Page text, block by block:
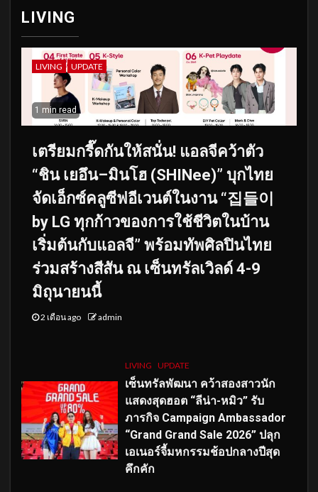
LIVING
LIVING UPDATE
1 min read
เตรียมกรี๊ดกันให้สนั่น! แอลจีคว้าตัว
“ชิน เยอึน–มินโฮ (SHINee)” บุกไทย
จัดเอ็กซ์คลูซีฟอีเวนต์ในงาน “집들이
by LG ทุกก้าวของการใช้ชีวิตในบ้าน
เริ่มต้นกับแอลจี” พร้อมทัพศิลปินไทย
ร่วมสร้างสีสัน ณ เซ็นทรัลเวิลด์ 4-9
มิถุนายนนี้
2 เดือน ago admin
LIVING UPDATE
เซ็นทรัลพัฒนา คว้าสองสาวนัก
แสดงสุดฮอต “ลีน่า-หมิว” รับ
ภารกิจ Campaign Ambassador
“Grand Grand Sale 2026” ปลุก
เอเนอร์จี้มหกรรมช้อปกลางปีสุด
คึกคัก